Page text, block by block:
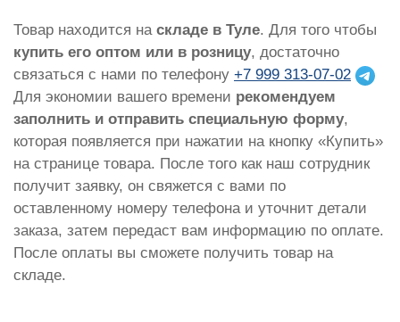
Товар находится на складе в Туле. Для того чтобы
купить его оптом или в розницу, достаточно
связаться с нами по телефону +7 999 313-07-02
Для экономии вашего времени рекомендуем
заполнить и отправить специальную форму,
которая появляется при нажатии на кнопку «Купить»
на странице товара. После того как наш сотрудник
получит заявку, он свяжется с вами по
оставленному номеру телефона и уточнит детали
заказа, затем передаст вам информацию по оплате.
После оплаты вы сможете получить товар на
складе.